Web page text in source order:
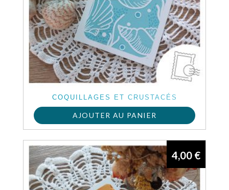
COQUILLAGES ET CRUSTACÉS
AJOUTER AU PANIER
4,00 €